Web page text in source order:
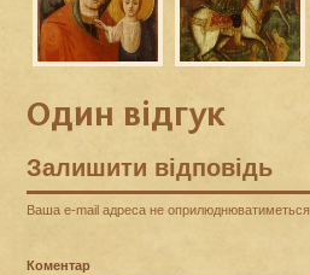
Один відгук
Залишити відповідь
Ваша e-mail адреса не оприлюднюватиметься.
Коментар